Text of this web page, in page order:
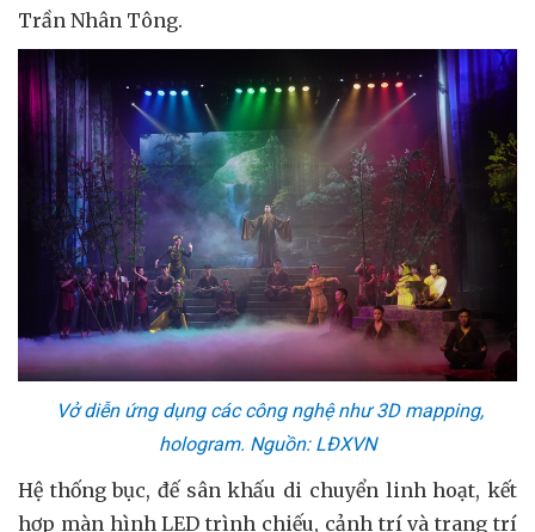
Trần Nhân Tông.
Vở diễn ứng dụng các công nghệ như 3D mapping,
hologram. Nguồn: LĐXVN
Hệ thống bục, đế sân khấu di chuyển linh hoạt, kết
hợp màn hình LED trình chiếu, cảnh trí và trang trí